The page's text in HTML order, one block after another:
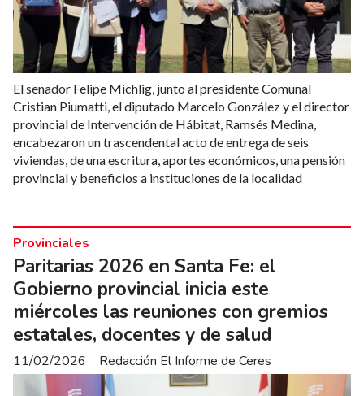
El senador Felipe Michlig, junto al presidente Comunal
Cristian Piumatti, el diputado Marcelo González y el director
provincial de Intervención de Hábitat, Ramsés Medina,
encabezaron un trascendental acto de entrega de seis
viviendas, de una escritura, aportes económicos, una pensión
provincial y beneficios a instituciones de la localidad
Paritarias 2026 en Santa Fe: el
Gobierno provincial inicia este
miércoles las reuniones con gremios
estatales, docentes y de salud
Redacción El Informe de Ceres
Provinciales
11/02/2026